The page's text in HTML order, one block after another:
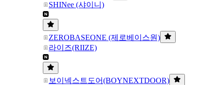
SHINee (샤이니)
ZEROBASEONE (제로베이스원)
라이즈(RIIZE)
보이넥스트도어(BOYNEXTDOOR)